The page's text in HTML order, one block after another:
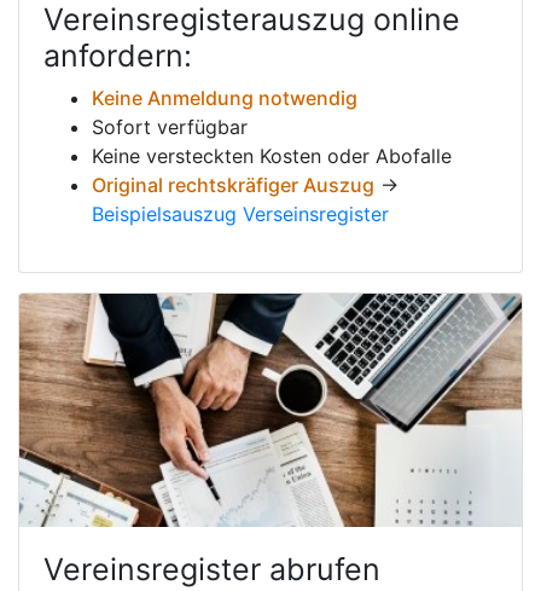
Vereinsregisterauszug online
anfordern:
Keine Anmeldung notwendig
Sofort verfügbar
Keine versteckten Kosten oder Abofalle
Original rechtskräfiger Auszug →
Beispielsauszug Verseinsregister
Vereinsregister abrufen